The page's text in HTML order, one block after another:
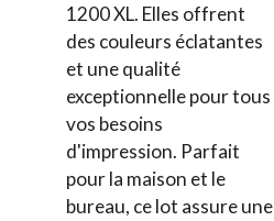
1200 XL. Elles offrent
des couleurs éclatantes
et une qualité
exceptionnelle pour tous
vos besoins
d'impression. Parfait
pour la maison et le
bureau, ce lot assure une